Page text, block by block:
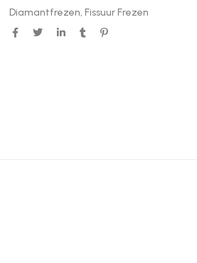
Diamantfrezen, Fissuur Frezen